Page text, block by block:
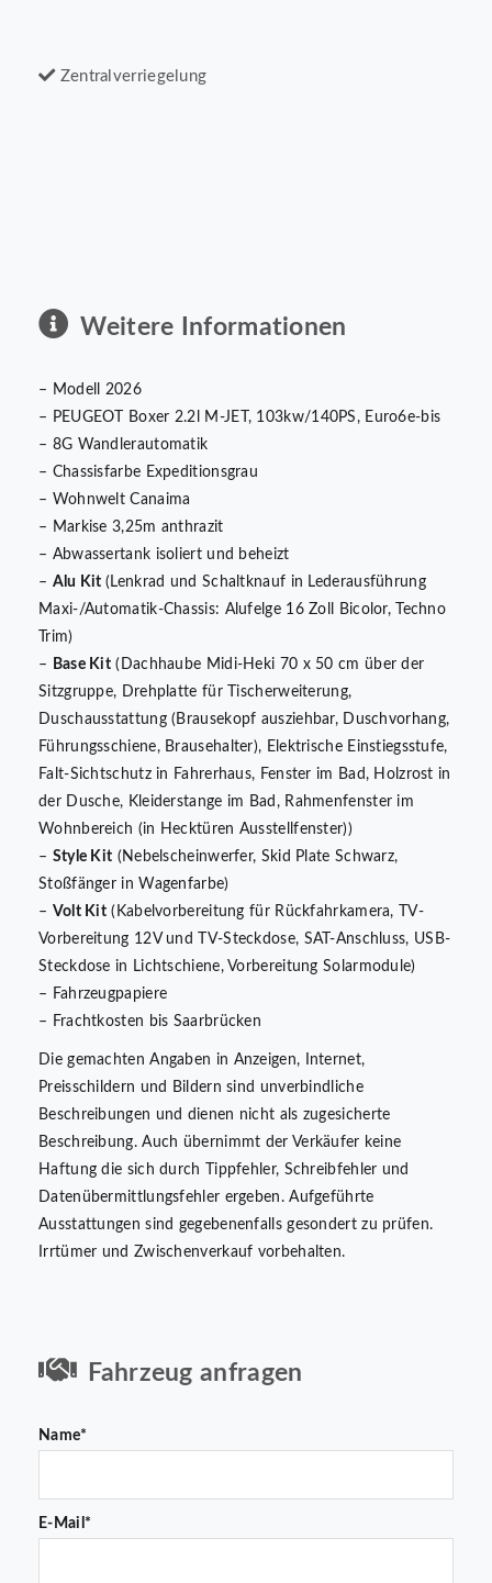
Zentralverriegelung
Weitere Informationen
– Modell 2026
– PEUGEOT Boxer 2.2l M-JET, 103kw/140PS, Euro6e-bis
– 8G Wandlerautomatik
– Chassisfarbe Expeditionsgrau
– Wohnwelt Canaima
– Markise 3,25m anthrazit
– Abwassertank isoliert und beheizt
– Alu Kit(Lenkrad und Schaltknauf in Lederausführung
Maxi-/Automatik-Chassis: Alufelge 16 Zoll Bicolor, Techno
Trim)
–
Base Kit (Dachhaube Midi-Heki 70 x 50 cm über der
Sitzgruppe, Drehplatte für Tischerweiterung,
Duschausstattung (Brausekopf ausziehbar, Duschvorhang,
Führungsschiene, Brausehalter), Elektrische Einstiegsstufe,
Falt-Sichtschutz in Fahrerhaus, Fenster im Bad, Holzrost in
der Dusche, Kleiderstange im Bad, Rahmenfenster im
Wohnbereich (in Hecktüren Ausstellfenster))
– Style Kit (Nebelscheinwerfer, Skid Plate Schwarz,
Stoßfänger in Wagenfarbe)
– Volt Kit (Kabelvorbereitung für Rückfahrkamera, TV-
Vorbereitung 12V und TV-Steckdose, SAT-Anschluss, USB-
Steckdose in Lichtschiene, Vorbereitung Solarmodule)
– Fahrzeugpapiere
– Frachtkosten bis Saarbrücken
Die gemachten Angaben in Anzeigen, Internet,
Preisschildern und Bildern sind unverbindliche
Beschreibungen und dienen nicht als zugesicherte
Beschreibung. Auch übernimmt der Verkäufer keine
Haftung die sich durch Tippfehler, Schreibfehler und
Datenübermittlungsfehler ergeben. Aufgeführte
Ausstattungen sind gegebenenfalls gesondert zu prüfen.
Irrtümer und Zwischenverkauf vorbehalten.
Fahrzeug anfragen
Name*
E-Mail*